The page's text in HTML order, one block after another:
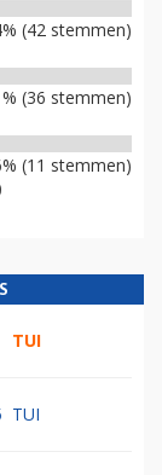
(42 stemmen)
(36 stemmen)
(11 stemmen)
TUI
TUI